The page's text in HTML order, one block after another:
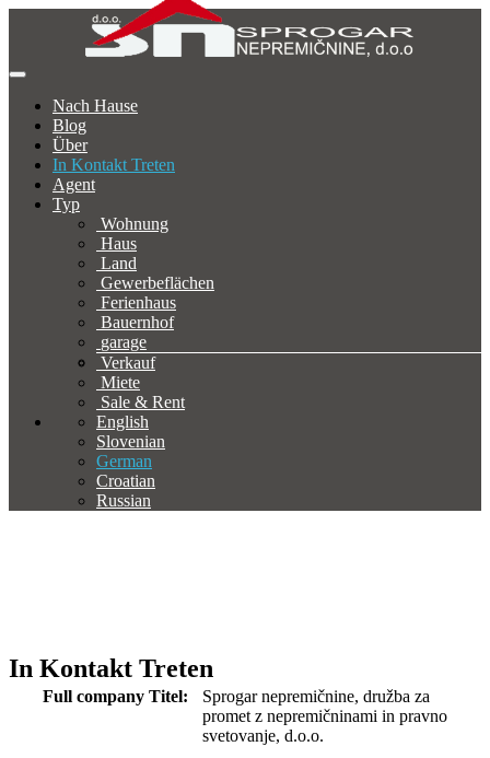
Nach Hause
Blog
Über
In Kontakt Treten
Agent
Typ
Wohnung
Haus
Land
Gewerbeflächen
Ferienhaus
Bauernhof
garage
Verkauf
Miete
Sale & Rent
English
Slovenian
German
Croatian
Russian
In Kontakt Treten
Full company Titel:
Sprogar nepremičnine, družba za
promet z nepremičninami in pravno
svetovanje, d.o.o.